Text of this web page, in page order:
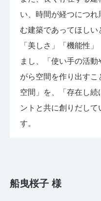
い、時間が経つにつ
む建築であってほしい
「美しさ」「機能性
まし、「使い手の活
がら空間を作り出すこ
空間」を、「存在し
ントと共に創りだして
す。
船曳桜子 様